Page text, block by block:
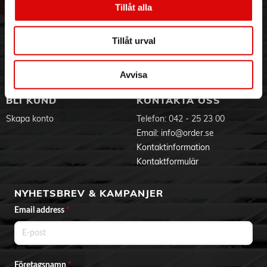
Tillåt alla
Tillåt urval
Avvisa
- Keramiskt belagda inre komponenter
- 6 kombinationer av 2 hastigheter och 3 temperaturer och
Cool Shot
- Avtagbart filter för enkel rengöring
Visselblåsning
Aktuellt på Order
Ansökan om RMA
Godsefterlysning & Felleverans
Integritetspolicy
Om cookies
BLI KUND
Skapa konto
KONTAKTA OSS
Telefon: 042 - 25 23 00
Email: info@order.se
Kontaktinformation
Kontaktformulär
NYHETSBREV & KAMPANJER
Email address *
Företagsnamn *